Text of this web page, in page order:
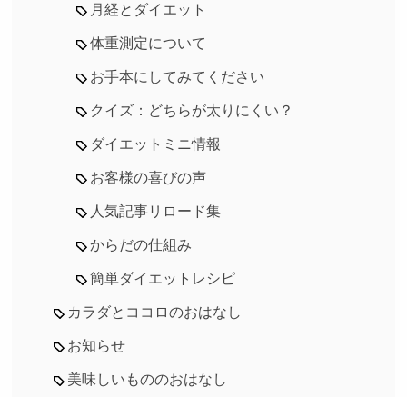
月経とダイエット
体重測定について
お手本にしてみてください
クイズ：どちらが太りにくい？
ダイエットミニ情報
お客様の喜びの声
人気記事リロード集
からだの仕組み
簡単ダイエットレシピ
カラダとココロのおはなし
お知らせ
美味しいもののおはなし